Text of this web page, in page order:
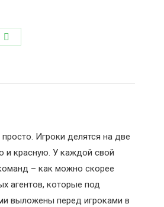
Игроки делятся на две
красную. У каждой свой
– как можно скорее
агентов, которые под
выложены перед игроками в